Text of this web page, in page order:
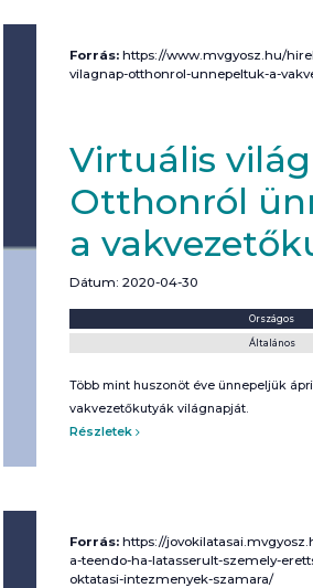
Forrás: https://www.mvgyosz.hu/
vilagnap-otthonrol-unnepeltuk-a-
Virtuális
Otthonról
a
Dátum: 2020-04-30
Országos
Általános
Több mint huszonöt éve ünnepeljük
vakvezetőkutyák világnapját.
Részletek
Forrás: https://
a-teendo-ha-latasserult-szemely-
oktatasi-intezmenyek-szamara/